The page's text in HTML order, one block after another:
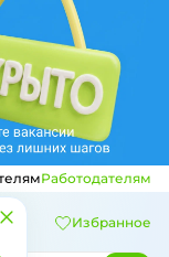
Работодателям
Избранное